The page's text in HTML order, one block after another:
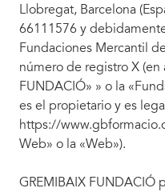
Llobregat, Barcelona
66111576 y
Fundaciones Mercantil
número de registro X (en
FUNDACIÓ» » o la
es el propietario y es
https://
Web» o la «Web»).
GREMIBAIX FUNDACIÓ